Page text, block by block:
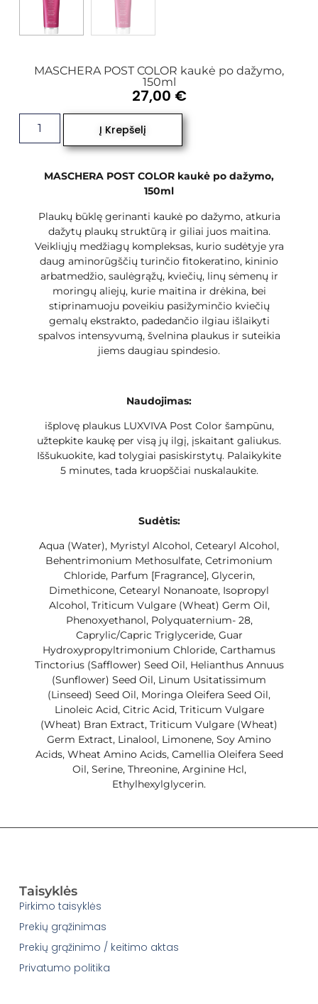
MASCHERA POST COLOR kaukė po dažymo,
150ml
MASCHERA POST COLOR kaukė po dažymo,
150ml
Plaukų būklę gerinanti kaukė po dažymo, atkuria
dažytų plaukų struktūrą ir giliai juos maitina.
Veikliųjų medžiagų kompleksas, kurio sudėtyje yra
daug aminorūgščių turinčio fitokeratino, kininio
arbatmedžio, saulėgrąžų, kviečių, linų sėmenų ir
moringų aliejų, kurie maitina ir drėkina, bei
stiprinamuoju poveikiu pasižyminčio kviečių
gemalų ekstrakto, padedančio ilgiau išlaikyti
spalvos intensyvumą, švelnina plaukus ir suteikia
jiems daugiau spindesio.
Naudojimas:
išplovę plaukus LUXVIVA Post Color šampūnu,
užtepkite kaukę per visą jų ilgį, įskaitant galiukus.
Iššukuokite, kad tolygiai pasiskirstytų. Palaikykite
5 minutes, tada kruopščiai nuskalaukite.
Sudėtis:
Aqua (Water), Myristyl Alcohol, Cetearyl Alcohol,
Behentrimonium Methosulfate, Cetrimonium
Chloride, Parfum [Fragrance], Glycerin,
Dimethicone, Cetearyl Nonanoate, Isopropyl
Alcohol, Triticum Vulgare (Wheat) Germ Oil,
Phenoxyethanol, Polyquaternium- 28,
Caprylic/Capric Triglyceride, Guar
Hydroxypropyltrimonium Chloride, Carthamus
Tinctorius (Safflower) Seed Oil, Helianthus Annuus
(Sunflower) Seed Oil, Linum Usitatissimum
(Linseed) Seed Oil, Moringa Oleifera Seed Oil,
Linoleic Acid, Citric Acid, Triticum Vulgare
(Wheat) Bran Extract, Triticum Vulgare (Wheat)
Germ Extract, Linalool, Limonene, Soy Amino
Acids, Wheat Amino Acids, Camellia Oleifera Seed
Oil, Serine, Threonine, Arginine Hcl,
Ethylhexylglycerin.
27,00 €
Į Krepšelį
Taisyklės
Pirkimo taisyklės
Prekių grąžinimas
Prekių grąžinimo / keitimo aktas
Privatumo politika